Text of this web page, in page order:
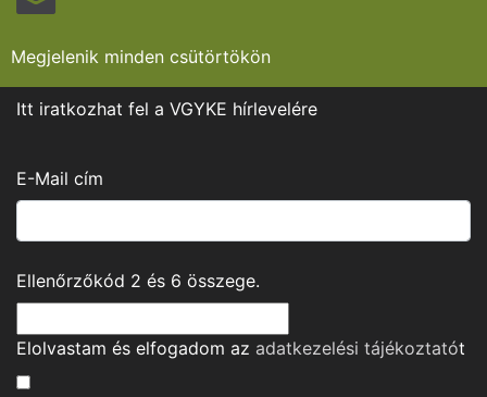
Megjelenik minden csütörtökön
Itt iratkozhat fel a VGYKE hírlevelére
E-Mail cím
Ellenőrzőkód 2 és 6 összege.
Elolvastam és elfogadom az adatkezelési tájékoztatót